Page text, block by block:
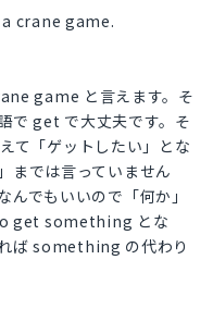
crane game.
game と言えます。そ
で get で大丈夫です。そ
て「ゲットしたい」とな
までは言っていません
でもいいので「何か」
get something とな
ば something の代わり